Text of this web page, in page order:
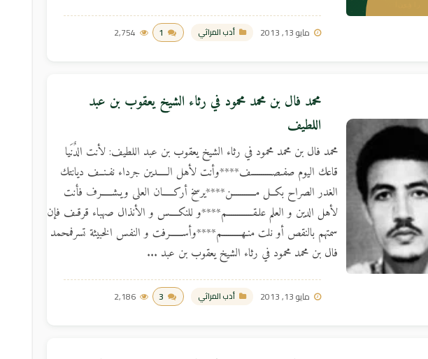
مايو 13, 2013 أدب المراثي 1
2,754
محمد فال بن محمد محمود في رثاء الشيخ يعقوب بن عبد
اللطيف
مايو 13, 2013 أدب المراثي 3
2,186
محمد فال بن محمد محمود في رثاء الشيخ يعقوب بن عبد اللطيف: لأنت الدٌنَيا
قاعك اليوم صفـصــــــــــف****وأنت لأهل الـــــدين جرداء نفـنــف ديانتك
الغدر الصراح بكــل مـــــــــــن****يرسخ أركـــــان العلى ويـشـــــرف فأنت
لأهل الدين و العلم علـقــــــــــــم****و للنكــــس و الأنذال صهباء قرقـف فإن
سمتهم بالنقص أو نلت منـهـــــــــم****وأســــــرفت و النفس الخبيثة تسرفمحمد
فال بن محمد محمود في رثاء الشيخ يعقوب بن عبد ...